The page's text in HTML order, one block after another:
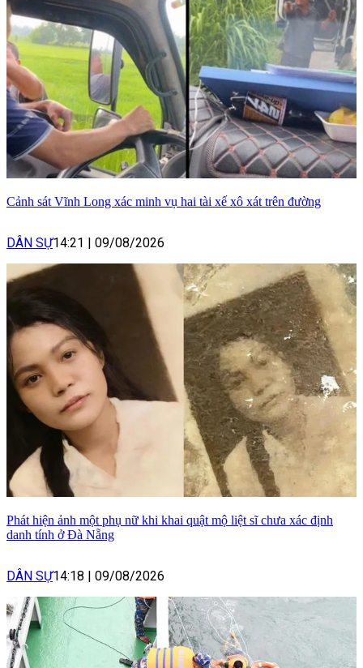
Cảnh sát Vĩnh Long xác minh vụ hai tài xế xô xát trên đường
DÂN SỰ14:21 | 09/08/2026
Phát hiện ảnh một phụ nữ khi khai quật mộ liệt sĩ chưa xác định
danh tính ở Đà Nẵng
DÂN SỰ14:18 | 09/08/2026